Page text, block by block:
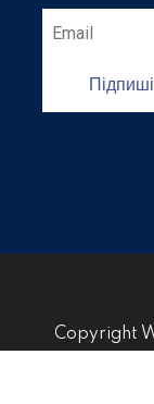
Copyright